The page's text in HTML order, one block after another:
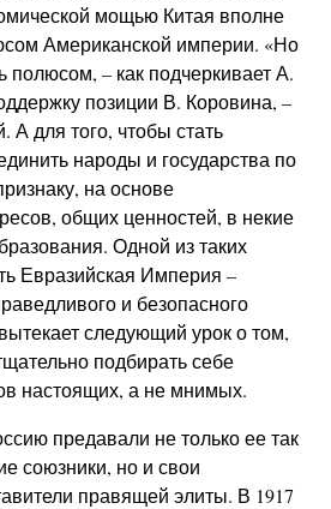
мощью Китая вполне
Американской империи. «Но
полюсом, – как подчеркивает А.
позиции В. Коровина, –
А для того, чтобы стать
народы и государства по
на основе
общих ценностей, в некие
Одной из таких
Евразийская Империя –
и безопасного
следующий урок о том,
подбирать себе
настоящих, а не мнимых.
предавали не только ее так
союзники, но и свои
правящей элиты. В 1917